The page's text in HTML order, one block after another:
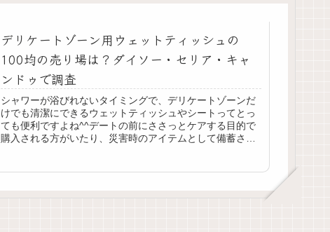
デリケートゾーン用ウェットティッシュの
100均の売り場は？ダイソー・セリア・キャ
ンドゥで調査
シャワーが浴びれないタイミングで、デリケートゾーンだ
けでも清潔にできるウェットティッシュやシートってとっ
ても便利ですよね^^デートの前にささっとケアする目的で
購入される方がいたり、災害時のアイテムとして備蓄され
る場所と言えばどこが思い浮かぶでしょうか？ドラッグス
ね♪今回はデリケートゾーン用ウェットティッシュはどこに